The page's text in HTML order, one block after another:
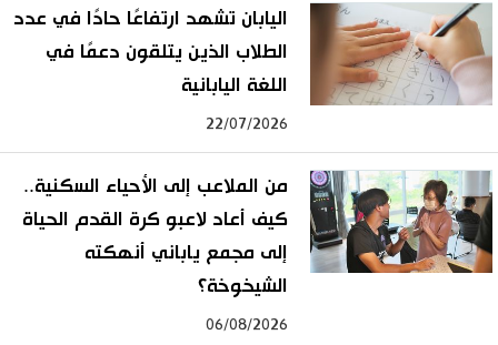
اليابان تشهد ارتفاعًا حادًا في عدد
الطلاب الذين يتلقون دعمًا في
اللغة اليابانية
22/07/2026
من الملاعب إلى الأحياء السكنية..
كيف أعاد لاعبو كرة القدم الحياة
إلى مجمع ياباني أنهكته
الشيخوخة؟
06/08/2026